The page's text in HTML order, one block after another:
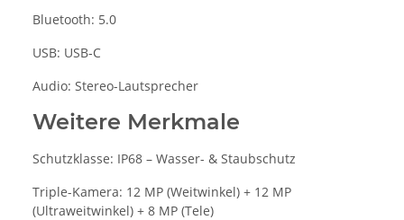
Bluetooth: 5.0
USB: USB‑C
Audio: Stereo-Lautsprecher
Weitere Merkmale
Schutzklasse: IP68 – Wasser- & Staubschutz
Triple-Kamera: 12 MP (Weitwinkel) + 12 MP
(Ultraweitwinkel) + 8 MP (Tele)